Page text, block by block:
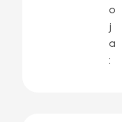
o
j
a
: